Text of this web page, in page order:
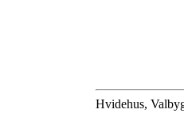
Hvidehus,